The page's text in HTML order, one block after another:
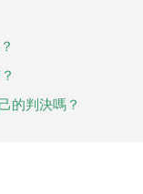
的判決嗎？